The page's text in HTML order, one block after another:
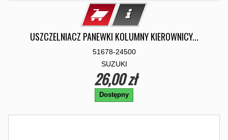
USZCZELNIACZ PANEWKI KOLUMNY KIEROWNICY...
51678-24500
SUZUKI
26,00 zł
Dostępny